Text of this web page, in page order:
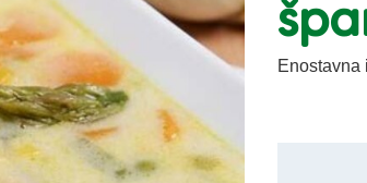
Enostavna